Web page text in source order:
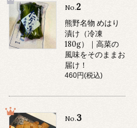
No.2
熊野名物 めはり
漬け（冷凍
180g）｜高菜の
風味をそのままお
届け！
460円(税込)
No.3